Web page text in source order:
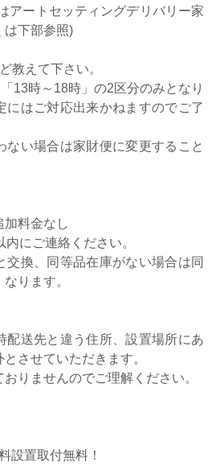
アートセッティングデリバリー家
は下部参照)
教えて下さい。
13時～18時」の2区分のみとなり
にはご対応出来かねますのでご了
い場合は家財便に変更すること
加料金なし
にご連絡ください。
交換、同等品在庫がない場合は同
ります。
送先と違う住所、設置場所にあ
させていただきます。
りませんのでご理解ください。
設置取付無料！